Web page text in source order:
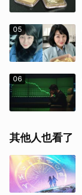
05
06
其他人也看了